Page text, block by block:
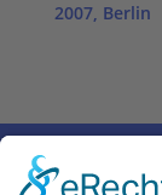
2007, Berlin